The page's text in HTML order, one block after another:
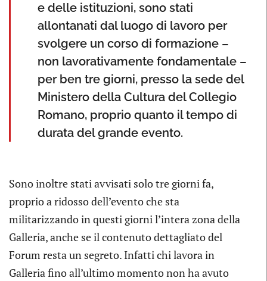
e delle istituzioni, sono stati
allontanati dal luogo di lavoro per
svolgere un corso di formazione –
non lavorativamente fondamentale –
per ben tre giorni, presso la sede del
Ministero della Cultura del Collegio
Romano, proprio quanto il tempo di
durata del grande evento.
Sono inoltre stati avvisati solo tre giorni fa,
proprio a ridosso dell’evento che sta
militarizzando in questi giorni l’intera zona della
Galleria, anche se il contenuto dettagliato del
Forum resta un segreto. Infatti chi lavora in
Galleria fino all’ultimo momento non ha avuto